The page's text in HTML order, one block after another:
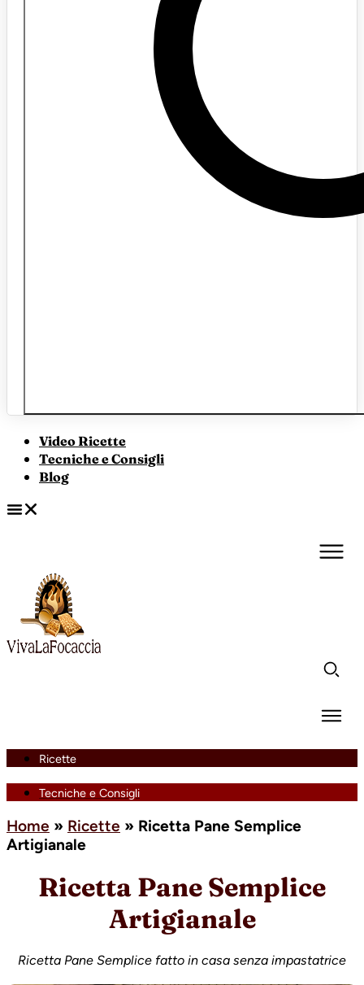
Video Ricette
Tecniche e Consigli
Blog
Ricette
Tecniche e Consigli
Home » Ricette » Ricetta Pane Semplice
Artigianale
Ricetta Pane Semplice
Artigianale
Ricetta Pane Semplice fatto in casa senza impastatrice